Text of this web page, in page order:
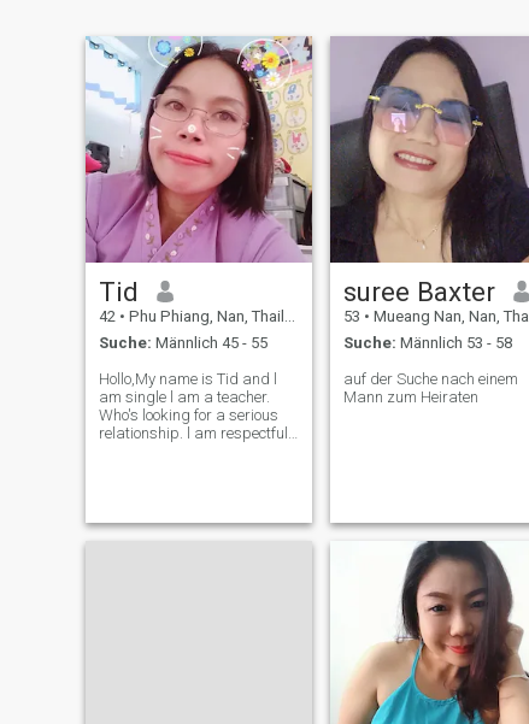
Tid
42 • Phu Phiang, Nan, Thailand
Suche: Männlich 45 - 55
Hollo,My name is Tid and l
am single l am a teacher.
Who's looking for a serious
relationship. l am respectful,
game in relationshi
suree Baxter
53 • Mueang Nan, Nan, Thailand
Suche: Männlich 53 - 58
auf der Suche nach einem
Mann zum Heiraten